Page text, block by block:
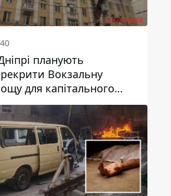
планують
Вокзальну
для капітального
будинку, в який
ворожа ракета: які